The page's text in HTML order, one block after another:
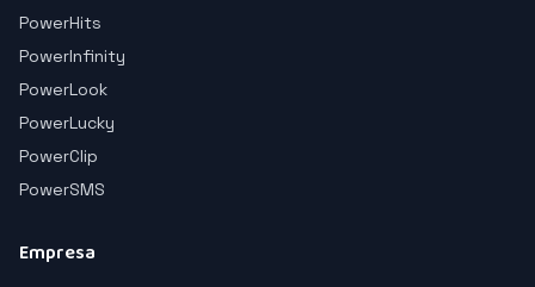
PowerHits
PowerInfinity
PowerLook
PowerLucky
PowerClip
PowerSMS
Empresa